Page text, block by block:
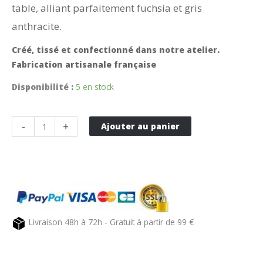
table, alliant parfaitement fuchsia et gris
anthracite.
Créé, tissé et confectionné dans notre atelier.
Fabrication artisanale française
Disponibilité : 5 en stock
-
de
en
gris
+ Ajouter au panier
Livraison 48h à 72h - Gratuit à partir de 99 €